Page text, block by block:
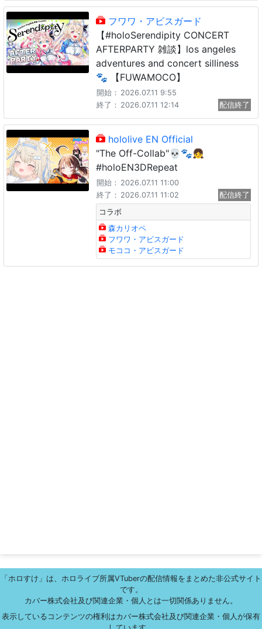
フワワ・アビスガード
【#holoSerendipity CONCERT
AFTERPARTY 雑談】los angeles
adventures and concert silliness
🐾 【FUWAMOCO】
開始： 2026.07.11 9:55
終了： 2026.07.11 12:14 配信終了
hololive EN Official
"The Off-Collab"💀🐾👧
#holoEN3DRepeat
開始： 2026.07.11 11:00
終了： 2026.07.11 11:02
配信終了
コラボ
森カリオペ
フワワ・アビスガード
モココ・アビスガード
「ホロすけ」は、ホロライブ所属VTuberの配信情報をまとめた非公式サイト
です。
カバー株式会社及び関連企業・個人とは一切関係ありません。
表示しているコンテンツの権利はカバー株式会社及び関連企業・個人が保有